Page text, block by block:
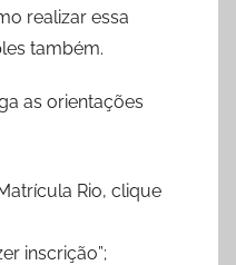
realizar essa
também.
as orientações
Rio, clique
inscrição”;